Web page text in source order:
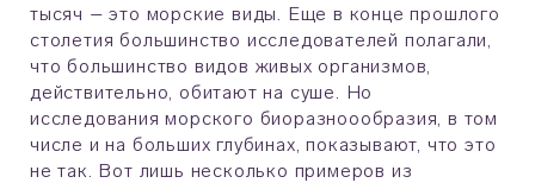
тысяч – это морские виды. Еще в конце прошлого
столетия большинство исследователей полагали,
что большинство видов живых организмов,
действительно, обитают на суше. Но
исследования морского биоразноообразия, в том
числе и на больших глубинах, показывают, что это
не так. Вот лишь несколько примеров из